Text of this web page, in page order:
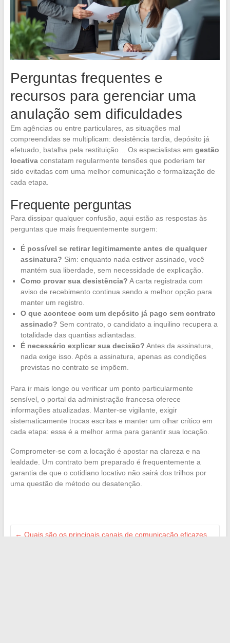
Perguntas frequentes e
recursos para gerenciar uma
anulação sem dificuldades
Em agências ou entre particulares, as situações mal
compreendidas se multiplicam: desistência tardia, depósito já
efetuado, batalha pela restituição… Os especialistas em gestão
locativaconstatam regularmente tensões que poderiam ter
sido evitadas com uma melhor comunicação e formalização de
cada etapa.
Frequente perguntas
Para dissipar qualquer confusão, aqui estão as respostas às
perguntas que mais frequentemente surgem:
É possível se retirar legitimamente antes de qualquer
assinatura? Sim: enquanto nada estiver assinado, você
mantém sua liberdade, sem necessidade de explicação.
Como provar sua desistência? A carta registrada com
aviso de recebimento continua sendo a melhor opção para
manter um registro.
O que acontece com um depósito já pago sem contrato
assinado? Sem contrato, o candidato a inquilino recupera a
totalidade das quantias adiantadas.
É necessário explicar sua decisão? Antes da assinatura,
nada exige isso. Após a assinatura, apenas as condições
previstas no contrato se impõem.
Para ir mais longe ou verificar um ponto particularmente
sensível, o portal da administração francesa oferece
informações atualizadas. Manter-se vigilante, exigir
sistematicamente trocas escritas e manter um olhar crítico em
cada etapa: essa é a melhor arma para garantir sua locação.
Comprometer-se com a locação é apostar na clareza e na
lealdade. Um contrato bem preparado é frequentemente a
garantia de que o cotidiano locativo não sairá dos trilhos por
uma questão de método ou desatenção.
← Quais são os principais canais de comunicação eficazes